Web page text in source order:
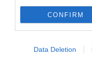
CONFIRM
Data Deletion